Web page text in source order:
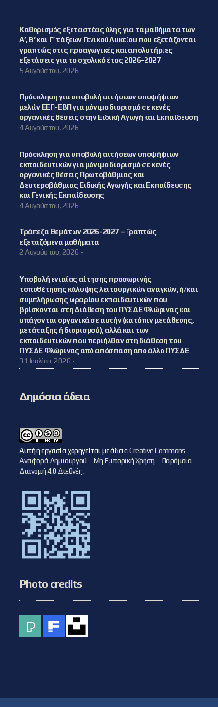
Καθορισμός εξεταστέας ύλης για τα μαθήματα των
Α’, Β’ και Γ’ τάξεων Γενικού Λυκείου που εξετάζονται
γραπτώς στις προαγωγικές και απολυτήριες
εξετάσεις για το σχολικό έτος 2026-2027
5 Αυγούστου, 2026 -
Πρόσκληση για υποβολή αιτήσεων υποψήφιων
μελών ΕΕΠ-ΕΒΠ για μόνιμο διορισμό σε κενές
οργανικές θέσεις στην Ειδική Αγωγή και Εκπαίδευση
4 Αυγούστου, 2026 -
Πρόσκληση για υποβολή αιτήσεων υποψήφιων
εκπαιδευτικών για μόνιμο διορισμό σε κενές
οργανικές θέσεις Πρωτοβάθμιας και
Δευτεροβάθμιας Ειδικής Αγωγής και Εκπαίδευσης
και Γενικής Εκπαίδευσης
4 Αυγούστου, 2026 -
Τράπεζα Θεμάτων 2026-2027 – Γραπτώς
εξεταζόμενα μαθήματα
2 Αυγούστου, 2026 -
Υποβολή ενιαίας αίτησης προσωρινής
τοποθέτησης κάλυψης λειτουργικών αναγκών, ή/και
συμπλήρωσης ωραρίου εκπαιδευτικών που
βρίσκονται στη Διάθεση του ΠΥΣΔΕ Φλώρινας και
υπάγονται οργανικά σε αυτήν (κατόπιν μετάθεσης,
μετάταξης ή διορισμού), αλλά και των
εκπαιδευτικών που περιήλθαν στη διάθεση του
ΠΥΣΔΕ Φλώρινας από απόσπαση από άλλο ΠΥΣΔΕ
31 Ιουλίου, 2026 -
Δημόσια άδεια
Αυτή η εργασία χορηγείται με άδειαCreative Commons
Αναφορά Δημιουργού – Μη Εμπορική Χρήση – Παρόμοια
Διανομή 4.0 Διεθνές.
Photo credits